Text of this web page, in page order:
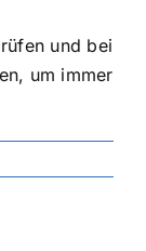
und bei
um immer